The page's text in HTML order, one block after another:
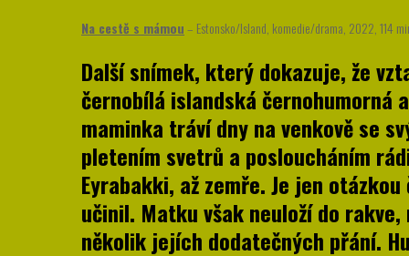
Na cestě s mámou– Estonsko/Island, komedie/drama, 2022, 114
Další snímek, který dokazuje, že
černobílá islandská černohumorná
maminka tráví dny na venkově se
pletením svetrů a posloucháním
Eyrabakki, až zemře. Je jen
učinil. Matku však neuloží do
několik jejích dodatečných přání.